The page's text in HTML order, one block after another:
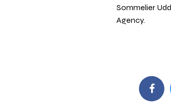
Sommelier
Agency.